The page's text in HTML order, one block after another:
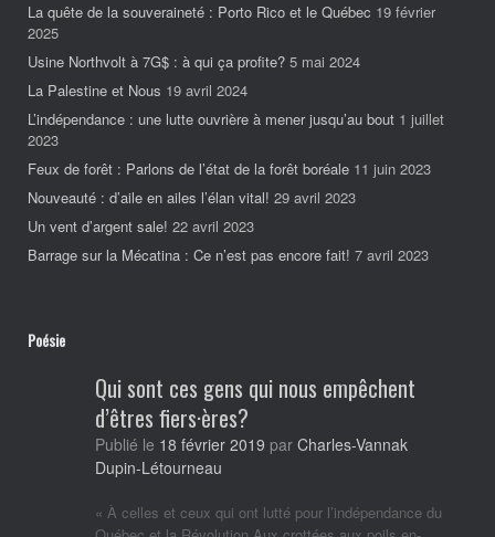
La quête de la souveraineté : Porto Rico et le Québec 19 février
2025
Usine Northvolt à 7G$ : à qui ça profite? 5 mai 2024
La Palestine et Nous 19 avril 2024
L’indépendance : une lutte ouvrière à mener jusqu’au bout 1 juillet
2023
Feux de forêt : Parlons de l’état de la forêt boréale 11 juin 2023
Nouveauté : d’aile en ailes l’élan vital! 29 avril 2023
Un vent d’argent sale! 22 avril 2023
Barrage sur la Mécatina : Ce n’est pas encore fait! 7 avril 2023
Poésie
Qui sont ces gens qui nous empêchent
d’êtres fiers·ères?
Publié le 18 février 2019 par Charles-Vannak
Dupin-Létourneau
« À celles et ceux qui ont lutté pour l’indépendance du